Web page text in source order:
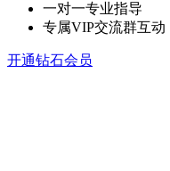
一对一专业指导
专属VIP交流群互动
开通钻石会员